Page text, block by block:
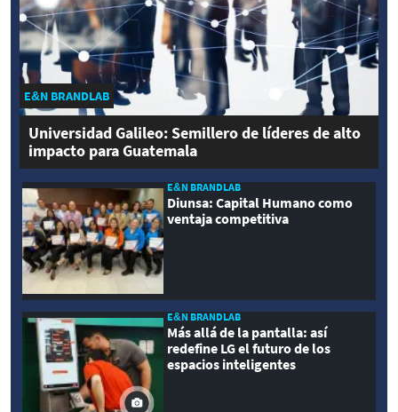
E&N BRANDLAB
Universidad Galileo: Semillero de líderes de alto
impacto para Guatemala
E&N BRANDLAB
Diunsa: Capital Humano como
ventaja competitiva
E&N BRANDLAB
Más allá de la pantalla: así
redefine LG el futuro de los
espacios inteligentes